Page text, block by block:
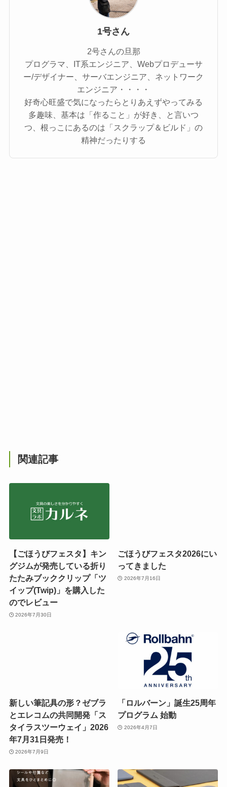
1号さん
2号さんの旦那
プログラマ、IT系エンジニア、Webプロデューサ
ー/デザイナー、サーバエンジニア、ネットワーク
エンジニア・・・・
好奇心旺盛で気になったらとりあえずやってみる
多趣味、基本は「作ること」が好き、と言いつ
つ、根っこにあるのは「スクラップ＆ビルド」の
精神だったりする
関連記事
【ごほうびフェスタ】キン
グジムが発売している折り
たたみブッククリップ「ツ
イップ(Twip)」を購入した
のでレビュー
2026年7月30日
ごほうびフェスタ2026にい
ってきました
2026年7月16日
新しい筆記具の形？ゼブラ
とエレコムの共同開発「ス
タイラスツーウェイ」2026
年7月31日発売！
2026年7月9日
「ロルバーン」誕生25周年
プログラム 始動
2026年4月7日